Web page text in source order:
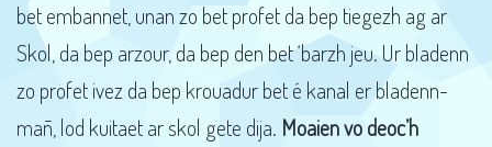
bet embannet, unan zo bet profet da bep tiegezh ag ar
Skol, da bep arzour, da bep den bet ‘barzh jeu. Ur bladenn
zo profet ivez da bep krouadur bet é kanal er bladenn-
mañ, lod kuitaet ar skol gete dija. Moaien vo deoc’h